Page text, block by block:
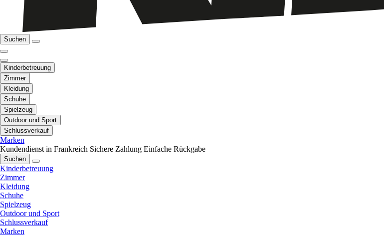
Suchen
Kinderbetreuung
Zimmer
Kleidung
Schuhe
Spielzeug
Outdoor und Sport
Schlussverkauf
Marken
Kundendienst in Frankreich Sichere Zahlung Einfache Rückgabe
Suchen
Kinderbetreuung
Zimmer
Kleidung
Schuhe
Spielzeug
Outdoor und Sport
Schlussverkauf
Marken